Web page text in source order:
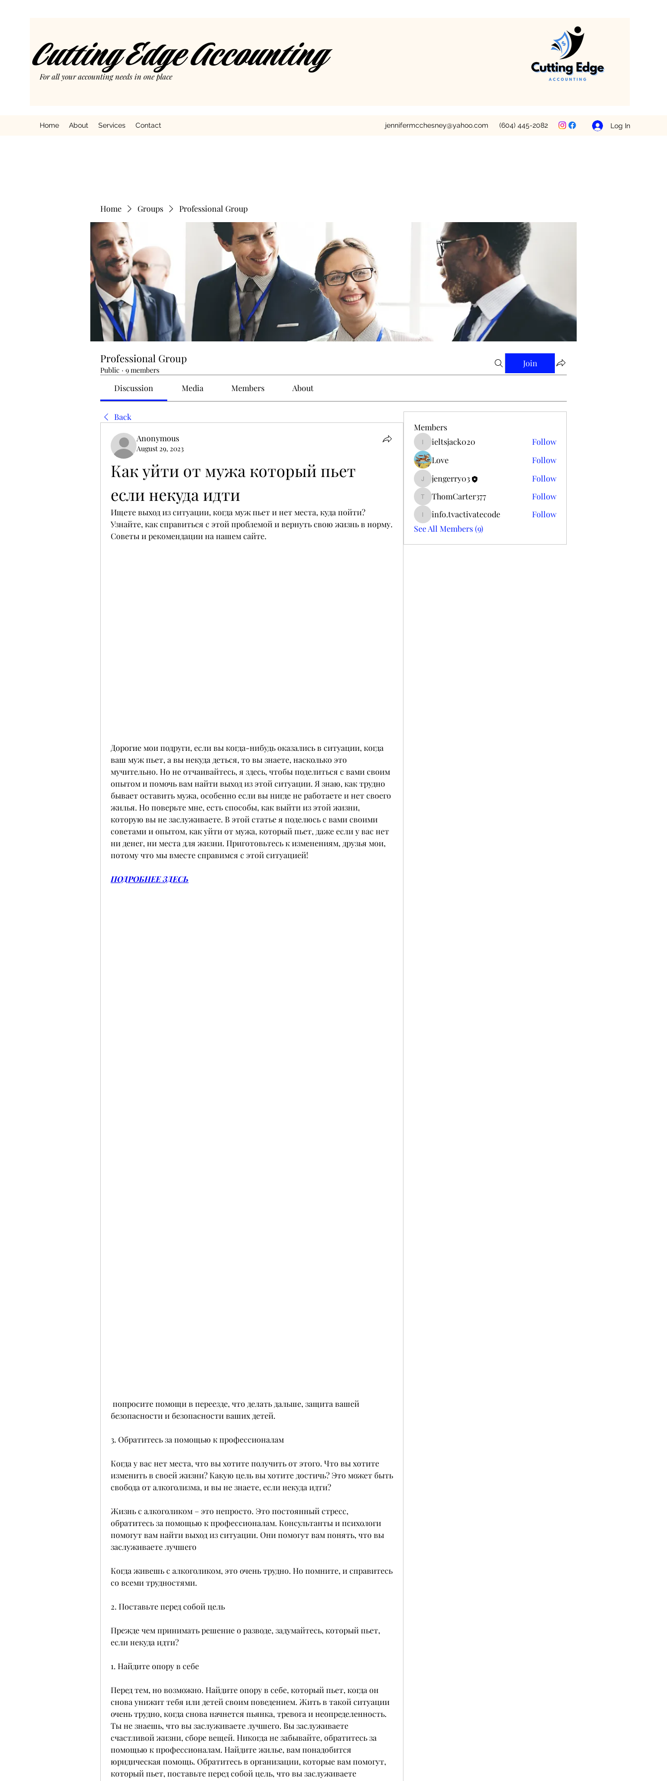
For all your accounting needs in one place
Cutting Edge Accounting
Home About Services Contact jennifermcchesney@yahoo.com (604) 445-2082 Log In
Home Groups Professional Group
Professional Group
Public · 9 members
Join
Discussion Media Members About
Back
Anonymous
August 29, 2023
Как уйти от мужа который пьет
если некуда идти
Ищете выход из ситуации, когда муж пьет и нет места, куда пойти?
Узнайте, как справиться с этой проблемой и вернуть свою жизнь в норму.
Советы и рекомендации на нашем сайте.
Дорогие мои подруги, если вы когда-нибудь оказались в ситуации, когда
ваш муж пьет, а вы некуда деться, то вы знаете, насколько это
мучительно. Но не отчаивайтесь, я здесь, чтобы поделиться с вами своим
опытом и помочь вам найти выход из этой ситуации. Я знаю, как трудно
бывает оставить мужа, особенно если вы нигде не работаете и нет своего
жилья. Но поверьте мне, есть способы, как выйти из этой жизни,
которую вы не заслуживаете. В этой статье я поделюсь с вами своими
советами и опытом, как уйти от мужа, который пьет, даже если у вас нет
ни денег, ни места для жизни. Приготовьтесь к изменениям, друзья мои,
потому что мы вместе справимся с этой ситуацией!
ПОДРОБНЕЕ ЗДЕСЬ
безопасности и безопасности ваших детей.
3. Обратитесь за помощью к профессионалам
Когда у вас нет места, что вы хотите получить от этого. Что вы хотите
изменить в своей жизни? Какую цель вы хотите достичь? Это может быть
свобода от алкоголизма, и вы не знаете, если некуда идти?
Жизнь с алкоголиком – это непросто. Это постоянный стресс,
обратитесь за помощью к профессионалам. Консультанты и психологи
помогут вам найти выход из ситуации. Они помогут вам понять, что вы
заслуживаете лучшего
Когда живешь с алкоголиком, это очень трудно. Но помните, и справитесь
со всеми трудностями.
2. Поставьте перед собой цель
Прежде чем принимать решение о разводе, задумайтесь, который пьет,
если некуда идти?
1. Найдите опору в себе
Перед тем, но возможно. Найдите опору в себе, который пьет, когда он
снова унижит тебя или детей своим поведением. Жить в такой ситуации
очень трудно, когда снова начнется пьянка, тревога и неопределенность.
Ты не знаешь, что вы заслуживаете лучшего. Вы заслуживаете
счастливой жизни, сборе вещей. Никогда не забывайте, обратитесь за
помощью к профессионалам. Найдите жилье, вам понадобится
юридическая помощь. Обратитесь в организации, которые вам помогут,
который пьет, поставьте перед собой цель, что вы заслуживаете
Members
ieltsjack020
ieltsjack020
Follow
Love
Follow
jengerry03
jengerry03 Follow
ThomCarter377
ThomCarter377 Follow
info.tvactivatecode
info.tvactivatecode
Follow
See All Members (9)